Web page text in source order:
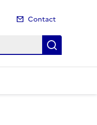
Contact